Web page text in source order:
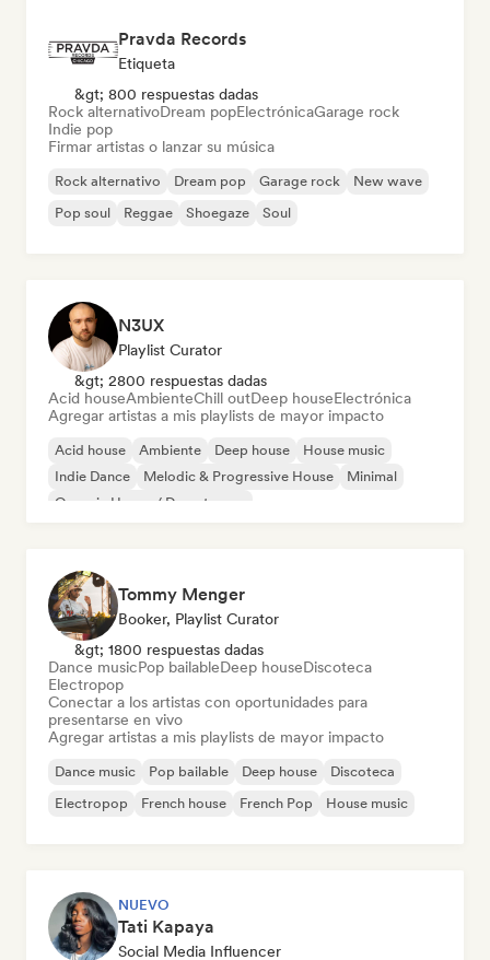
Pravda Records
Etiqueta
&gt; 800 respuestas dadas
Rock alternativoDream popElectrónicaGarage rock
Indie pop
Firmar artistas o lanzar su música
Rock alternativo Dream pop Garage rock
New wave
Pop soul
Reggae Shoegaze Soul
N3UX
Playlist Curator
&gt; 2800 respuestas dadas
Acid houseAmbienteChill outDeep houseElectrónica
Agregar artistas a mis playlists de mayor impacto
Acid house Ambiente Deep house
House music
Indie Dance
Melodic & Progressive House
Minimal
Organic House / Downtempo
Tommy Menger
Booker, Playlist Curator
&gt; 1800 respuestas dadas
Dance musicPop bailableDeep houseDiscoteca
Electropop
Conectar a los artistas con oportunidades para
presentarse en vivo
Agregar artistas a mis playlists de mayor impacto
Dance music Pop bailable Deep house
Discoteca
Electropop
French house French Pop House music
NUEVO
Tati Kapaya
Social Media Influencer